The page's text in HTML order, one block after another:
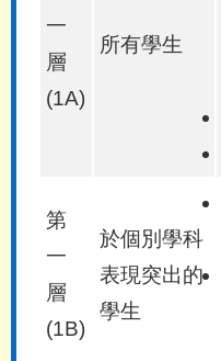
一
層
(1A)
所有學生
第
一
層
(1B)
於個別學科
表現突出的
學生